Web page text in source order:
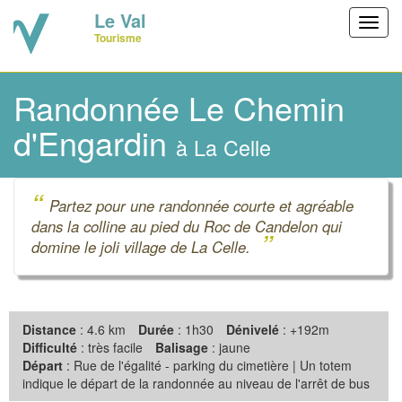
Le Val
Tourisme
Randonnée Le Chemin
d'Engardin à La Celle
“ Partez pour une randonnée courte et agréable
dans la colline au pied du Roc de Candelon qui
domine le joli village de La Celle.
”
Distance : 4.6 km Durée : 1h30 Dénivelé : +192m
Difficulté : très facile Balisage : jaune
Départ : Rue de l'égalité - parking du cimetière | Un totem
indique le départ de la randonnée au niveau de l'arrêt de bus